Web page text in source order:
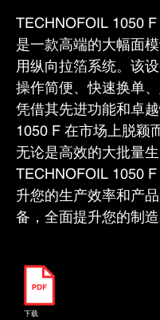
TECHNOFOIL 1050
是一款高端的大幅面
用纵向拉箔系统。该
操作简便、快速换单
凭借其先进功能和卓
1050 F 在市场上脱颖
无论是高效的大批量
TECHNOFOIL 1050
升您的生产效率和产
备，全面提升您的制造
下载